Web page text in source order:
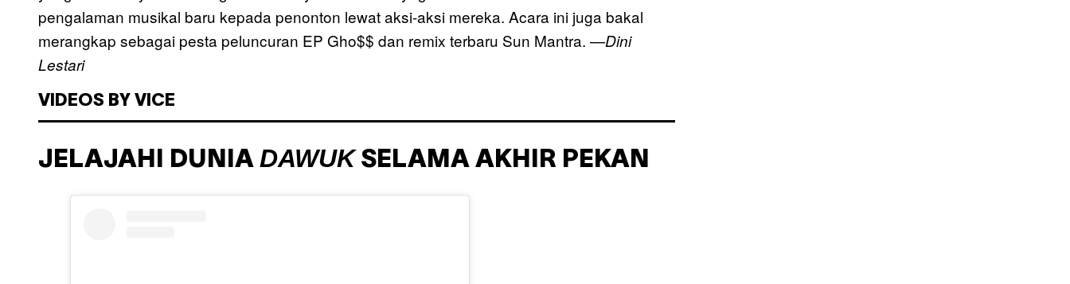
pengalaman musikal baru kepada penonton lewat aksi-aksi mereka. Acara ini juga bakal
merangkap sebagai pesta peluncuran EP Gho$$ dan remix terbaru Sun Mantra. —Dini
Lestari
VIDEOS BY VICE
JELAJAHI DUNIA DAWUK SELAMA AKHIR PEKAN